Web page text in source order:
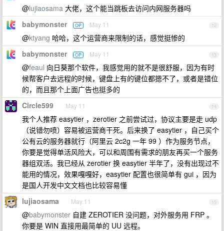
@lujiaosama 大佬，这个能当跳板去访问内网服务器吗
12
babymonster OP May 11
@ktyang 哈哈，这个运营商来限制的话，感觉挺惨的
13
babymonster OP May 11
@feaul 向日葵那个软件，我感觉用的就不是很舒服，因为有时
候帮客户去远程的时候，键盘上有的键位都摁不了，或者是错位
的，而且那个上面广告也挺多的
14
Circle599 May 11
我个人推荐 easytier ，zerotier 之前尝试过，协议主要是走 udp
（说错勿喷）容易被运营商干死。后来换了 easytier ，自己买个
公有云的服务器就行（阿里云 2c2g 一年 99 ）作为服务节点，
你要是觉得单活风险大，可以和周围有需求的朋友再买一个服务
器组双活。我已经从 zerotier 换 easytier 半年了，没有出现过不
能用的情况，效果嘎嘎好，easytier 配置也很简单有 gui ，因为
是国人开发中文文档也比较容易懂
15
lujiaosama May 11
@babymonster 自建 ZEROTIER 没问题，对外服务用 FRP 。
你要是 WIN 直接用最简单的 UU 远程。